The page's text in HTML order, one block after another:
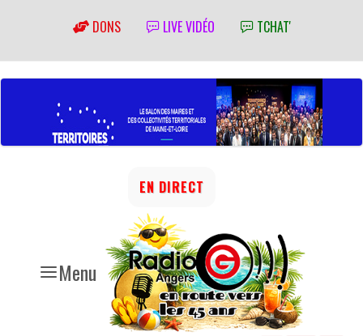
DONS LIVE VIDÉO TCHAT'
Menu
EN DIRECT